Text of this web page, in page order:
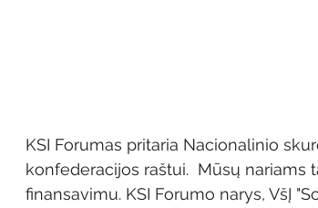
KSI Forumas pritaria Nacionalinio
konfederacijos raštui.  Mūsų
finansavimu. KSI Forumo narys, VšĮ